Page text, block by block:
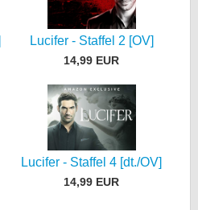
Lucifer - Staffel 2 [OV]
14,99 EUR
Lucifer - Staffel 4 [dt./OV]
14,99 EUR